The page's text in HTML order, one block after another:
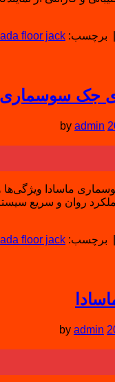
برچسب: floor jack
جک سوسماری
by admin
برچسب: floor jack
by admin